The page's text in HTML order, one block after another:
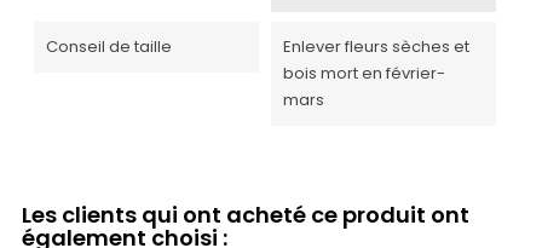
Conseil de taille
Enlever fleurs sèches et
bois mort en février-
mars
Les clients qui ont acheté ce produit ont
également choisi :